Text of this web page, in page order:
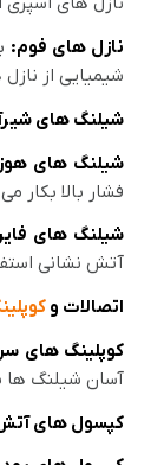
نازل های فوم:
شیمیایی از
شیلنگ های
شیلنگ های
فشار بالا بکار
شیلنگ های
آتش نشانی
اتصالات و
کوپلینگ های
آسان شیلنگ ها
کپسول های آتش